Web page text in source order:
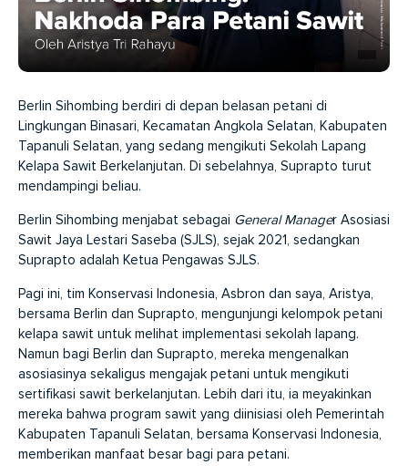
Berlin Sihombing berdiri di depan belasan petani di
Lingkungan Binasari, Kecamatan Angkola Selatan, Kabupaten
Tapanuli Selatan, yang sedang mengikuti Sekolah Lapang
Kelapa Sawit Berkelanjutan. Di sebelahnya, Suprapto turut
mendampingi beliau.
Berlin Sihombing menjabat sebagai General Manager Asosiasi
Sawit Jaya Lestari Saseba (SJLS), sejak 2021, sedangkan
Suprapto adalah Ketua Pengawas SJLS.
Pagi ini, tim Konservasi Indonesia, Asbron dan saya, Aristya,
bersama Berlin dan Suprapto, mengunjungi kelompok petani
kelapa sawit untuk melihat implementasi sekolah lapang.
Namun bagi Berlin dan Suprapto, mereka mengenalkan
asosiasinya sekaligus mengajak petani untuk mengikuti
sertifikasi sawit berkelanjutan. Lebih dari itu, ia meyakinkan
mereka bahwa program sawit yang diinisiasi oleh Pemerintah
Kabupaten Tapanuli Selatan, bersama Konservasi Indonesia,
memberikan manfaat besar bagi para petani.